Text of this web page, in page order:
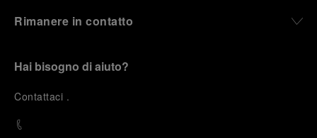
Rimanere in contatto
Hai bisogno di aiuto?
Contattaci .